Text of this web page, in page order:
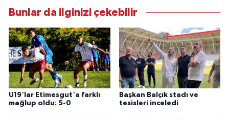
Bunlar da ilginizi çekebilir
U19'lar Etimesgut'a farklı
mağlup oldu: 5-0
Başkan Balçık stadı ve
tesisleri inceledi